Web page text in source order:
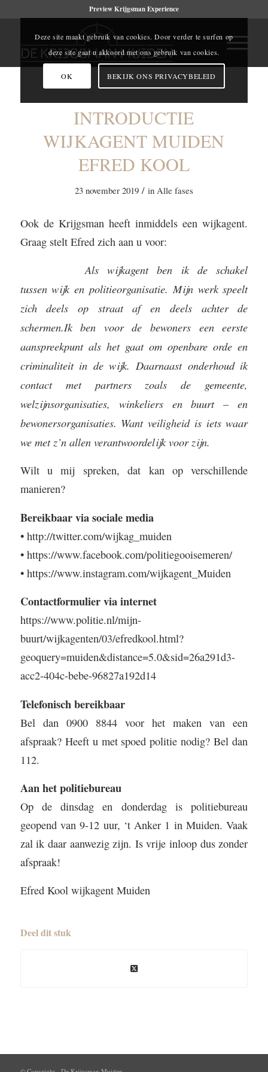
Preview Krijgsman Experience
INTRODUCTIE
WIJKAGENT MUIDEN
EFRED KOOL
23 november 2019 / in Alle fases
Ook de Krijgsman heeft inmiddels een wijkagent.
Graag stelt Efred zich aan u voor:
Als wijkagent ben ik de schakel
tussen wijk en politieorganisatie. Mijn werk speelt
zich deels op straat af en deels achter de
schermen.Ik ben voor de bewoners een eerste
aanspreekpunt als het gaat om openbare orde en
criminaliteit in de wijk. Daarnaast onderhoud ik
contact met partners zoals de gemeente,
welzijnsorganisaties, winkeliers en buurt – en
bewonersorganisaties. Want veiligheid is iets waar
we met z’n allen verantwoordelijk voor zijn.
Wilt u mij spreken, dat kan op verschillende
manieren?
Bereikbaar via sociale media
• http://twitter.com/wijkag_muiden
• https://www.facebook.com/politiegooisemeren/
• https://www.instagram.com/wijkagent_Muiden
Contactformulier via internet
https://www.politie.nl/mijn-
buurt/wijkagenten/03/efredkool.html?
geoquery=muiden&distance=5.0&sid=26a291d3-
acc2-404c-bebe-96827a192d14
Telefonisch bereikbaar
Bel dan 0900 8844 voor het maken van een
afspraak? Heeft u met spoed politie nodig? Bel dan
112.
Aan het politiebureau
Op de dinsdag en donderdag is politiebureau
geopend van 9-12 uur, ‘t Anker 1 in Muiden. Vaak
zal ik daar aanwezig zijn. Is vrije inloop dus zonder
afspraak!
Efred Kool wijkagent Muiden
Deel dit stuk
Deze site maakt gebruik van cookies. Door verder te surfen op
deze site gaat u akkoord met ons gebruik van cookies.
OK BEKIJK ONS PRIVACYBELEID